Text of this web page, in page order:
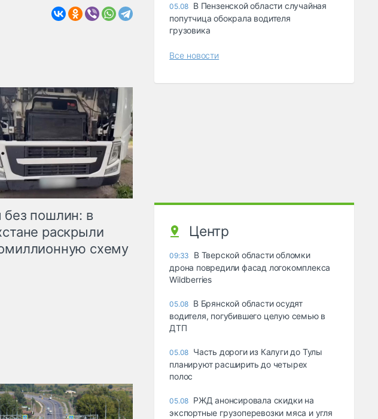
пошлин: в
раскрыли
схему
05.08 В Пензенской области случайная
попутчица обокрала водителя
грузовика
Все новости
Центр
09:33
В Тверской области обломки
дрона повредили фасад логокомплекса
Wildberries
05.08 В Брянской области осудят
водителя, погубившего целую семью в
ДТП
05.08 Часть дороги из Калуги до Тулы
планируют расширить до четырех
полос
05.08 РЖД анонсировала скидки на
экспортные грузоперевозки мяса и угля